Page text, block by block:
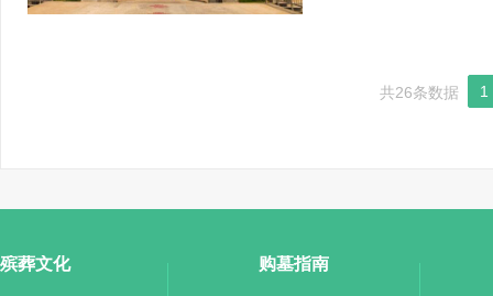
共26条数据 1
殡葬文化 购墓指南